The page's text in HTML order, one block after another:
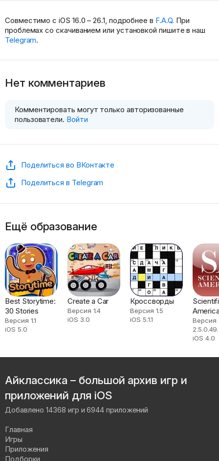
Совместимо с iOS 16.0 – 26.1, подробнее в F.A.Q. При
проблемах со скачиванием или установкой пишите в наш
Telegram.
Нет комментариев
Комментировать могут только авторизованные
пользователи. Войти
Поделиться во ВКонтакте
Поделиться в Telegram
Ещё образование
Best Storytime:
30 Stories
Версия 1.1
iOS 5.0
Create a Car
Версия 1.4
iOS 3.0
Кроссворды
Версия 1.5
iOS 5.1.1
Версия
iOS 4.0
Айклассика – большой архив игр и
приложений для iOS
Добавлено 14368 игр и 6944 приложений
Главная
Игры
Приложения
Подборки